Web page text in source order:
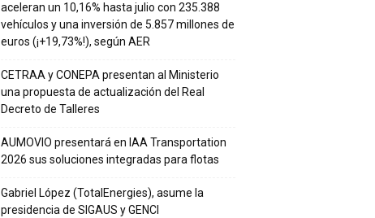
aceleran un 10,16% hasta julio con 235.388
vehículos y una inversión de 5.857 millones de
euros (¡+19,73%!), según AER
CETRAA y CONEPA presentan al Ministerio
una propuesta de actualización del Real
Decreto de Talleres
AUMOVIO presentará en IAA Transportation
2026 sus soluciones integradas para flotas
Gabriel López (TotalEnergies), asume la
presidencia de SIGAUS y GENCI